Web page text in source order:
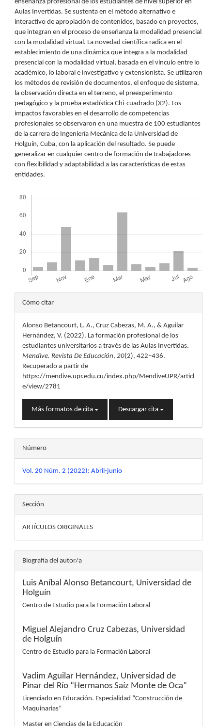
enseñanza profesional de los estudiantes de nivel superior en
Aulas Invertidas. Se sustenta en el método alternativo e
interactivo de apropiación de contenidos, basado en proyectos,
que integran en el proceso de enseñanza la modalidad presencial
con la modalidad virtual. La novedad científica radica en el
establecimiento de una dinámica que integra a la modalidad
presencial con la modalidad virtual, basada en el vínculo entre lo
académico, lo laboral e investigativo y extensionista. Se utilizaron
los métodos de revisión de documentos, el enfoque de sistema,
la observación directa en el terreno, el preexperimento
pedagógico y la prueba estadística Chi-cuadrado (X2). Los
impactos favorables en el desarrollo de competencias
profesionales se observaron en una muestra de 100 estudiantes
de la carrera de Ingeniería Mecánica de la Universidad de
Holguín, Cuba, con la aplicación del resultado. Se puede
generalizar en cualquier centro de formación de trabajadores
con flexibilidad y adaptabilidad a las características de estas
entidades.
Detalles
del
artículo
Cómo citar
Alonso Betancourt, L. A., Cruz Cabezas, M. A., & Aguilar
Hernández, V. (2022). La formación profesional de los
estudiantes universitarios a través de las Aulas Invertidas.
Mendive. Revista De Educación, 20(2), 422–436.
Recuperado a partir de
https://mendive.upr.edu.cu/index.php/MendiveUPR/articl
e/view/2781
Más formatos de cita Descargar cita
Número
Vol. 20 Núm. 2 (2022): Abril-junio
Sección
ARTÍCULOS ORIGINALES
Biografía del autor/a
Luis Aníbal Alonso Betancourt, Universidad de
Holguín
Centro de Estudio para la Formación Laboral
Miguel Alejandro Cruz Cabezas, Universidad
de Holguín
Centro de Estudio para la Formación Laboral
Vadim Aguilar Hernández, Universidad de
Pinar del Río “Hermanos Saíz Monte de Oca”
Licenciado en Educación. Especialidad “Construcción de
Maquinarias”
Master en Ciencias de la Educación